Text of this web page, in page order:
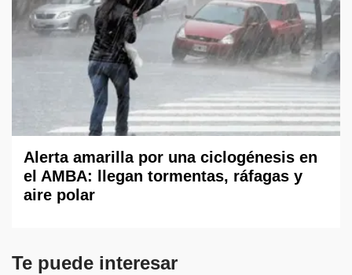
Alerta amarilla por una ciclogénesis en
el AMBA: llegan tormentas, ráfagas y
aire polar
Te puede interesar